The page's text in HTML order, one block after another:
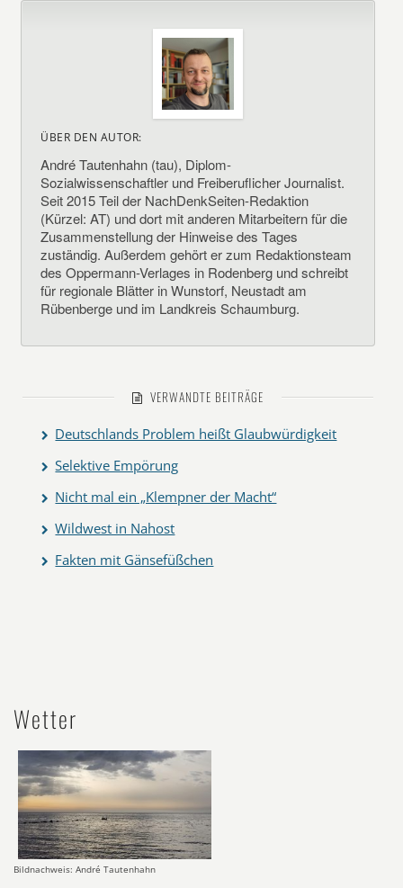
ÜBER DEN AUTOR:
André Tautenhahn (tau), Diplom-
Sozialwissenschaftler und Freiberuflicher Journalist.
Seit 2015 Teil der NachDenkSeiten-Redaktion
(Kürzel: AT) und dort mit anderen Mitarbeitern für die
Zusammenstellung der Hinweise des Tages
zuständig. Außerdem gehört er zum Redaktionsteam
des Oppermann-Verlages in Rodenberg und schreibt
für regionale Blätter in Wunstorf, Neustadt am
Rübenberge und im Landkreis Schaumburg.
VERWANDTE BEITRÄGE
Deutschlands Problem heißt Glaubwürdigkeit
Selektive Empörung
Nicht mal ein „Klempner der Macht“
Wildwest in Nahost
Fakten mit Gänsefüßchen
Wetter
Bildnachweis: André Tautenhahn